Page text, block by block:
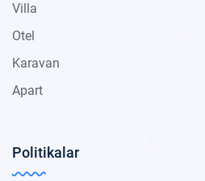
Villa
Otel
Karavan
Apart
Politikalar